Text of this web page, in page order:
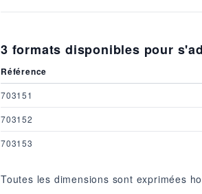
3 formats disponibles pour
Référence
703151
703152
703153
Toutes les dimensions sont exprimées